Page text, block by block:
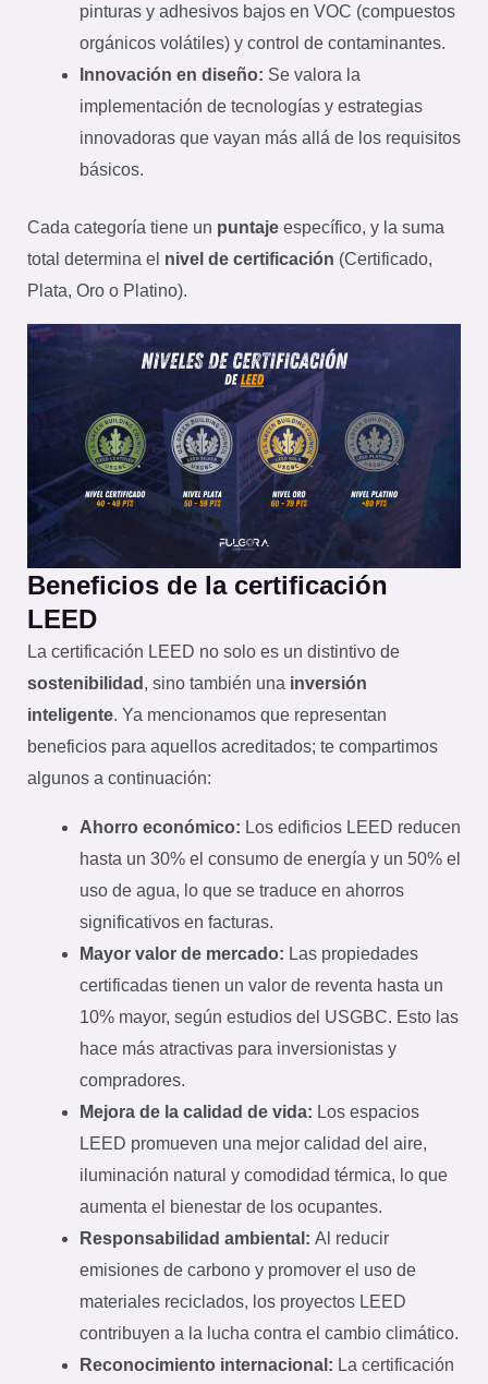
pinturas y adhesivos bajos en VOC (compuestos
orgánicos volátiles) y control de contaminantes.
Innovación en diseño: Se valora la
implementación de tecnologías y estrategias
innovadoras que vayan más allá de los requisitos
básicos.
Cada categoría tiene un puntaje específico, y la suma
total determina el nivel de certificación (Certificado,
Plata, Oro o Platino).
Beneficios de la certificación
LEED
La certificación LEED no solo es un distintivo de
sostenibilidad , sino también una inversión
inteligente. Ya mencionamos que representan
beneficios para aquellos acreditados; te compartimos
algunos a continuación:
Ahorro económico: Los edificios LEED reducen
hasta un 30% el consumo de energía y un 50% el
uso de agua, lo que se traduce en ahorros
significativos en facturas.
Mayor valor de mercado: Las propiedades
certificadas tienen un valor de reventa hasta un
10% mayor, según estudios del USGBC. Esto las
hace más atractivas para inversionistas y
compradores.
Mejora de la calidad de vida: Los espacios
LEED promueven una mejor calidad del aire,
iluminación natural y comodidad térmica, lo que
aumenta el bienestar de los ocupantes.
Responsabilidad ambiental: Al reducir
emisiones de carbono y promover el uso de
materiales reciclados, los proyectos LEED
contribuyen a la lucha contra el cambio climático.
Reconocimiento internacional: La certificación